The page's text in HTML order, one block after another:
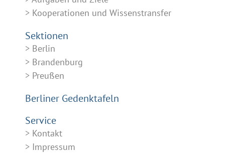
Kooperationen und Wissenstransfer
Sektionen
Berlin
Brandenburg
Preußen
Berliner Gedenktafeln
Service
Kontakt
Impressum